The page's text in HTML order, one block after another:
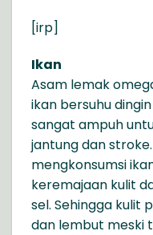
[irp]
Ikan
Asam lemak
ikan bersuhu
sangat ampuh
jantung dan
mengkonsumsi
keremajaan kulit
sel. Sehingga kulit
dan lembut meski